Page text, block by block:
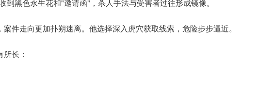
到黑色永生花和"邀请函"，杀人手法与受害者过往形成镜像。
件走向更加扑朔迷离。他选择深入虎穴获取线索，危险步步逼近。
长：